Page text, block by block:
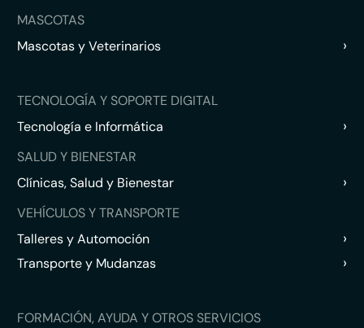
MASCOTAS
Mascotas y Veterinarios
›
TECNOLOGÍA Y SOPORTE DIGITAL
Tecnología e Informática
›
SALUD Y BIENESTAR
Clínicas, Salud y Bienestar
›
VEHÍCULOS Y TRANSPORTE
Talleres y Automoción
›
Transporte y Mudanzas ›
FORMACIÓN, AYUDA Y OTROS SERVICIOS